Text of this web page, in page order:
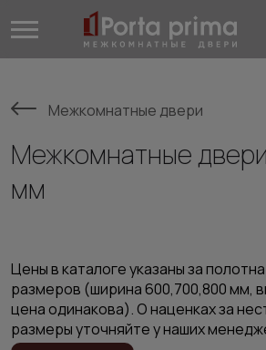
Межкомнатные двери
Межкомнатные
мм
Цены в каталоге указаны за
размеров (ширина 600,700,800 мм,
цена одинакова). О наценках за
размеры уточняйте у наших